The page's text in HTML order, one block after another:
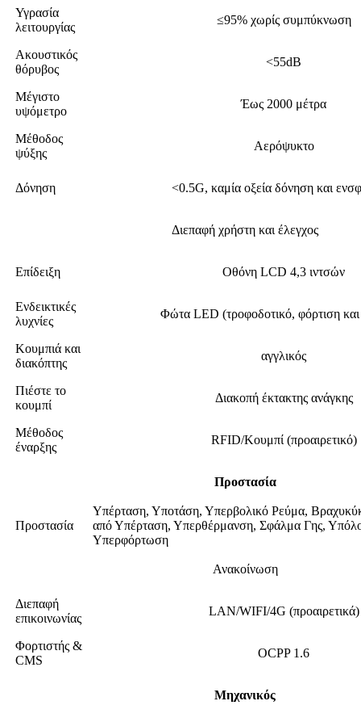
Υγρασία
λειτουργίας
≤95% χωρίς συμπύκνωση
Ακουστικός
θόρυβος
<55dB
Μέγιστο
υψόμετρο
Έως 2000 μέτρα
Μέθοδος
ψύξης
Αερόψυκτο
Δόνηση <0.5G, καμία οξεία δόνηση και
Διεπαφή χρήστη και έλεγχος
Επίδειξη Οθόνη LCD 4,3 ιντσών
Ενδεικτικές
λυχνίες
Φώτα LED (τροφοδοτικό, φόρτιση
Κουμπιά και
διακόπτης
αγγλικός
Πιέστε το
κουμπί
Διακοπή έκτακτης ανάγκης
Μέθοδος
έναρξης
RFID/Κουμπί (προαιρετικό)
Προστασία
Προστασία
Υπέρταση, Υποτάση, Υπερβολικό Ρεύμα,
από Υπέρταση, Υπερθέρμανση, Σφάλμα Γης,
Υπερφόρτωση
Ανακοίνωση
Διεπαφή
επικοινωνίας
LAN/WIFI/4G (προαιρετικά)
Φορτιστής &
CMS
OCPP 1.6
Μηχανικός